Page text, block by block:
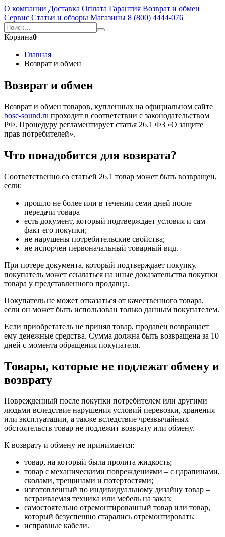
О компании Доставка Оплата Гарантия Возврат и обмен
Сервис Статьи и обзоры Магазины 8 (800) 4444-076
Корзина0
Главная
Возврат и обмен
Возврат и обмен
Возврат и обмен товаров, купленных на официальном сайте
bose-sound.ru проходит в соответствии с законодательством
РФ. Процедуру регламентирует статья 26.1 ФЗ «О защите
прав потребителей».
Что понадобится для возврата?
Соответственно со статьей 26.1 товар может быть возвращен,
если:
прошло не более или в течении семи дней после
передачи товара
есть документ, который подтверждает условия и сам
факт его покупки;
не нарушены потребительские свойства;
не испорчен первоначальный товарный вид.
При потере документа, который подтверждает покупку,
покупатель может ссылаться на иные доказательства покупки
товара у представленного продавца.
Покупатель не может отказаться от качественного товара,
если он может быть использован только данным покупателем.
Если приобретатель не принял товар, продавец возвращает
ему денежные средства. Сумма должна быть возвращена за 10
дней с момента обращения покупателя.
Товары, которые не подлежат обмену и
возврату
Поврежденный после покупки потребителем или другими
людьми вследствие нарушения условий перевозки, хранения
или эксплуатации, а также вследствие чрезвычайных
обстоятельств товар не подлежит возврату или обмену.
К возврату и обмену не принимается:
товар, на который была пролита жидкость;
товар с механическими повреждениями – с царапинами,
сколами, трещинами и потертостями;
изготовленный по индивидуальному дизайну товар –
встраиваемая техника или мебель на заказ;
самостоятельно отремонтированный товар или товар,
который безуспешно старались отремонтировать;
исправные кабели.